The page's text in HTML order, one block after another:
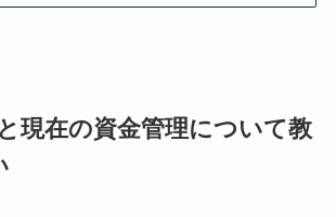
現在の資金管理について教